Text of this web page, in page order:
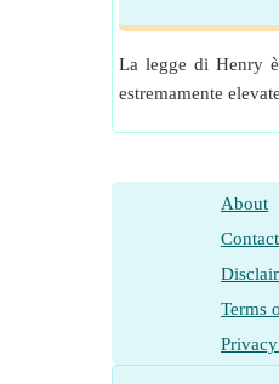
La legge di Henry
estremamente
About
Contact
Terms